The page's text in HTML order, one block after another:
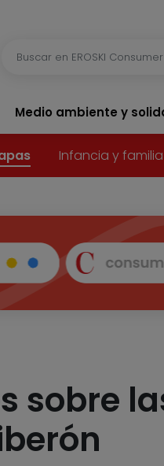
Medio ambiente y
Infancia y familia
sobre